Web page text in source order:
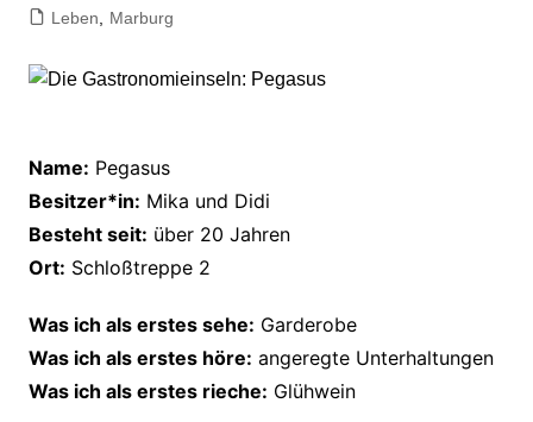
Leben, Marburg
Name: Pegasus
Besitzer*in: Mika und Didi
Besteht seit: über 20 Jahren
Ort: Schloßtreppe 2
Was ich als erstes sehe: Garderobe
Was ich als erstes höre: angeregte Unterhaltungen
Was ich als erstes rieche: Glühwein